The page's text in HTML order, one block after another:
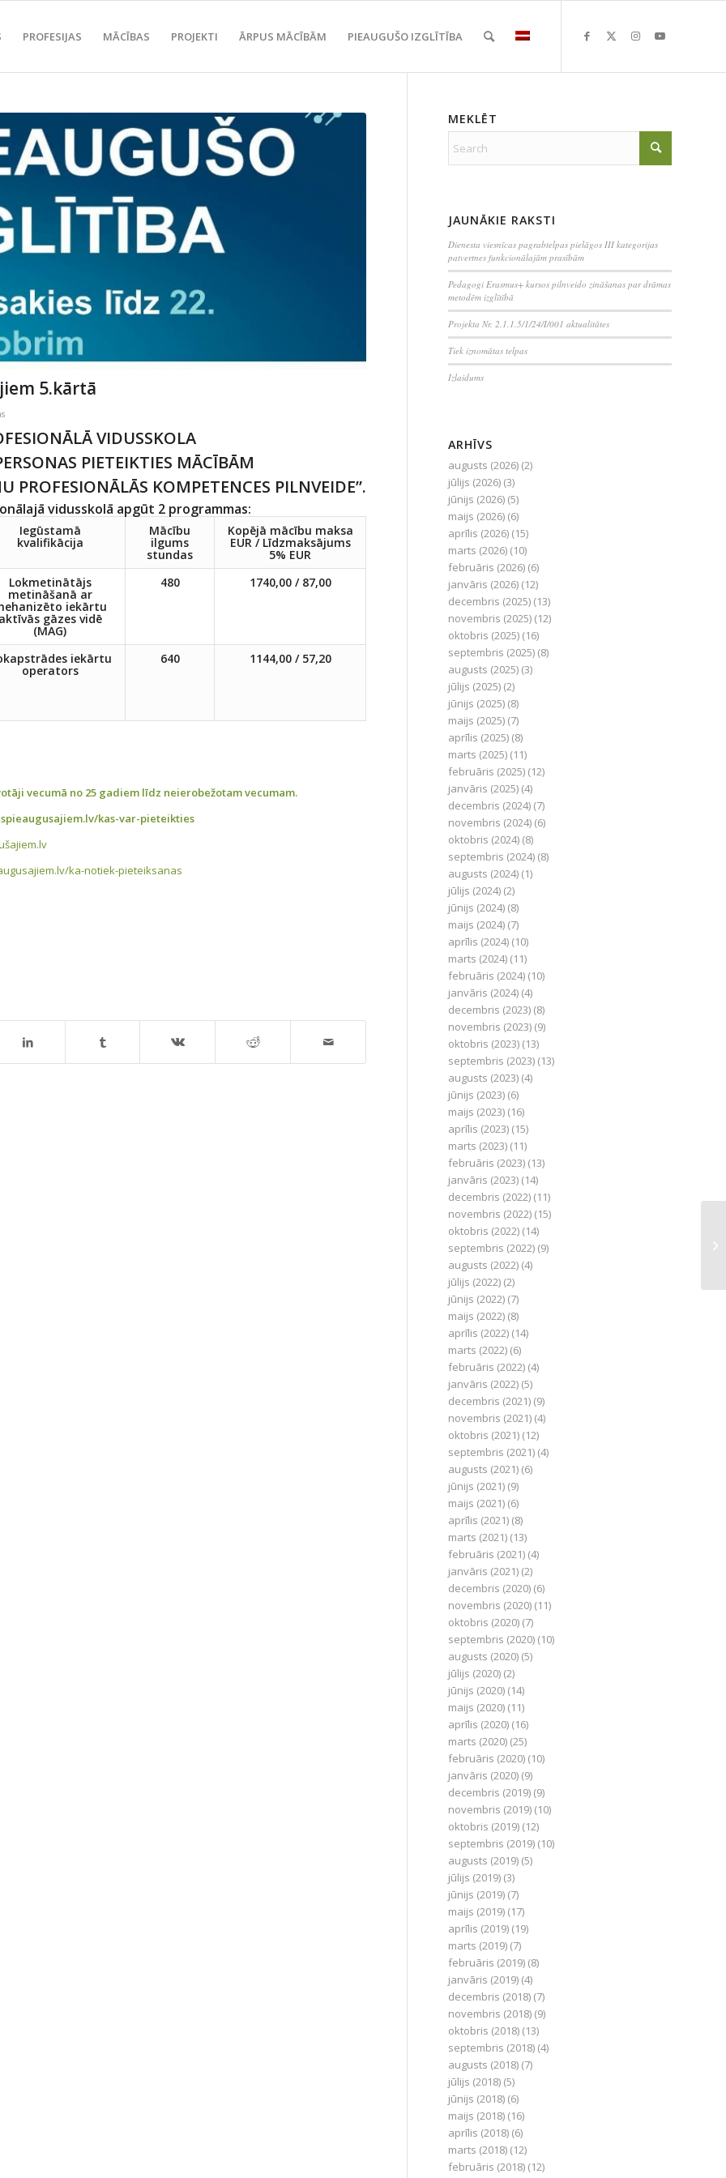
PROFESIJAS MĀCĪBAS PROJEKTI ĀRPUS MĀCĪBĀM PIEAUGUŠO IZGLĪTĪBA
5.kārtā
VIDUSSKOLA
PIETEIKTIES MĀCĪBĀM
PROFESIONĀLĀS KOMPETENCES PILNVEIDE”.
vidusskolā apgūt 2 programmas:
Iegūstamā
kvalifikācija
Mācību
ilgums
stundas
Kopējā mācību maksa
EUR / Līdzmaksājums
5% EUR
Lokmetinātājs
metināšanā ar
iekārtu
aktīvās gāzes vidē
(MAG)
480 1740,00 / 87,00
iekārtu
operators
640 1144,00 / 57,20
vecumā no 25 gadiem līdz neierobežotam vecumam.
kas-var-pieteikties
ka-notiek-pieteiksanas
MEKLĒT
JAUNĀKIE RAKSTI
Dienesta viesnīcas pagrabtelpas pielāgos III kategorijas
patvertnes funkcionālajām prasībām
Pedagogi Erasmus+ kursos pilnveido zināšanas par drāmas
metodēm izglītībā
Projekta Nr. 2.1.1.5/1/24/I/001 aktualitātes
Tiek iznomātas telpas
Izlaidums
ARHĪVS
augusts (2026) (2)
jūlijs (2026) (3)
jūnijs (2026) (5)
maijs (2026) (6)
aprīlis (2026) (15)
marts (2026) (10)
februāris (2026) (6)
janvāris (2026) (12)
decembris (2025) (13)
novembris (2025) (12)
oktobris (2025) (16)
septembris (2025) (8)
augusts (2025) (3)
jūlijs (2025) (2)
jūnijs (2025) (8)
maijs (2025) (7)
aprīlis (2025) (8)
marts (2025) (11)
februāris (2025) (12)
janvāris (2025) (4)
decembris (2024) (7)
novembris (2024) (6)
oktobris (2024) (8)
septembris (2024) (8)
augusts (2024) (1)
jūlijs (2024) (2)
jūnijs (2024) (8)
maijs (2024) (7)
aprīlis (2024) (10)
marts (2024) (11)
februāris (2024) (10)
janvāris (2024) (4)
decembris (2023) (8)
novembris (2023) (9)
oktobris (2023) (13)
septembris (2023) (13)
augusts (2023) (4)
jūnijs (2023) (6)
maijs (2023) (16)
aprīlis (2023) (15)
marts (2023) (11)
februāris (2023) (13)
janvāris (2023) (14)
decembris (2022) (11)
novembris (2022) (15)
oktobris (2022) (14)
septembris (2022) (9)
augusts (2022) (4)
jūlijs (2022) (2)
jūnijs (2022) (7)
maijs (2022) (8)
aprīlis (2022) (14)
marts (2022) (6)
februāris (2022) (4)
janvāris (2022) (5)
decembris (2021) (9)
novembris (2021) (4)
oktobris (2021) (12)
septembris (2021) (4)
augusts (2021) (6)
jūnijs (2021) (9)
maijs (2021) (6)
aprīlis (2021) (8)
marts (2021) (13)
februāris (2021) (4)
janvāris (2021) (2)
decembris (2020) (6)
novembris (2020) (11)
oktobris (2020) (7)
septembris (2020) (10)
augusts (2020) (5)
jūlijs (2020) (2)
jūnijs (2020) (14)
maijs (2020) (11)
aprīlis (2020) (16)
marts (2020) (25)
februāris (2020) (10)
janvāris (2020) (9)
decembris (2019) (9)
novembris (2019) (10)
oktobris (2019) (12)
septembris (2019) (10)
augusts (2019) (5)
jūlijs (2019) (3)
jūnijs (2019) (7)
maijs (2019) (17)
aprīlis (2019) (19)
marts (2019) (7)
februāris (2019) (8)
janvāris (2019) (4)
decembris (2018) (7)
novembris (2018) (9)
oktobris (2018) (13)
septembris (2018) (4)
augusts (2018) (7)
jūlijs (2018) (5)
jūnijs (2018) (6)
maijs (2018) (16)
aprīlis (2018) (6)
marts (2018) (12)
februāris (2018) (12)